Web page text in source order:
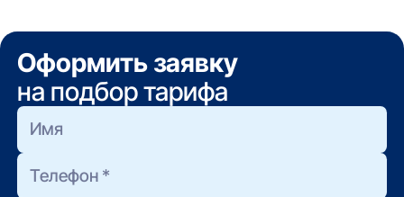
Оформить заявку
на подбор тарифа